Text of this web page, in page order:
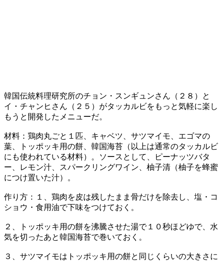
韓国伝統料理研究所のチョン・スンギュンさん（２８）と
イ・チャンヒさん（２５）がタッカルビをもっと気軽に楽し
もうと開発したメニューだ。
材料：鶏肉丸ごと１匹、キャベツ、サツマイモ、エゴマの
葉、トッポッキ用の餅、韓国海苔（以上は通常のタッカルビ
にも使われている材料）。ソースとして、ピーナッツバタ
ー、レモン汁、スパークリングワイン、柚子清（柚子を蜂蜜
につけ置いた汁）。
作り方：１、鶏肉を皮は残したまま骨だけを除去し、塩・コ
ショウ・食用油で下味をつけておく。
２、トッポッキ用の餅を沸騰させた湯で１０秒ほどゆで、水
気を切ったあと韓国海苔で巻いておく。
３、サツマイモはトッポッキ用の餅と同じくらいの大きさに